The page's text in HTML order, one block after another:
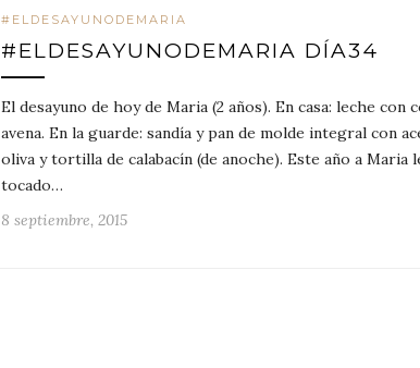
#ELDESAYUNODEMARIA
#ELDESAYUNODEMARIA DÍA34
El desayuno de hoy de Maria (2 años). En casa: leche con
avena. En la guarde: sandía y pan de molde integral con
oliva y tortilla de calabacín (de anoche). Este año a Maria
tocado…
8 septiembre, 2015